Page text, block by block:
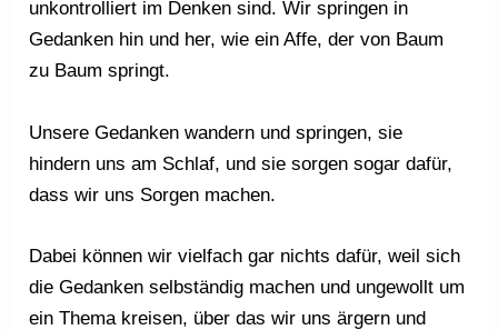
unkontrolliert im Denken sind. Wir springen in
Gedanken hin und her, wie ein Affe, der von Baum
zu Baum springt.
Unsere Gedanken wandern und springen, sie
hindern uns am Schlaf, und sie sorgen sogar dafür,
dass wir uns Sorgen machen.
Dabei können wir vielfach gar nichts dafür, weil sich
die Gedanken selbständig machen und ungewollt um
ein Thema kreisen, über das wir uns ärgern und